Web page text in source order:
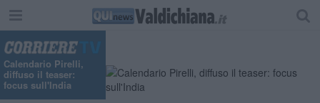
Calendario Pirelli,
diffuso il teaser:
focus sull'India